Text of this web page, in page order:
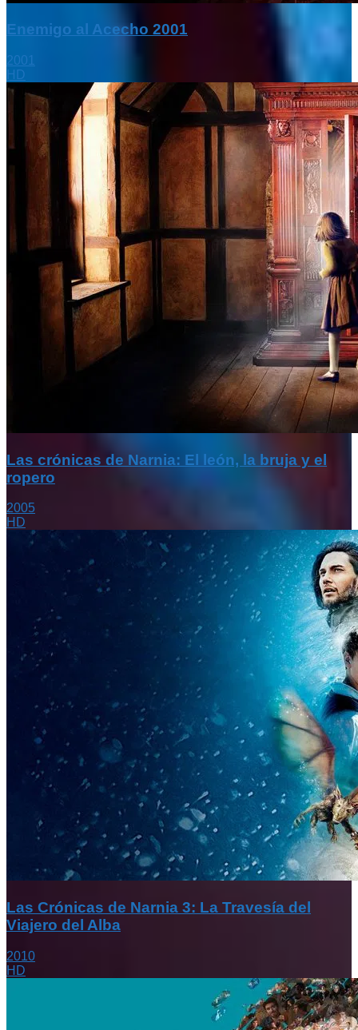
Enemigo al Acecho 2001
2001
HD
Las crónicas de Narnia: El león, la bruja y el
ropero
2005
HD
Las Crónicas de Narnia 3: La Travesía del
Viajero del Alba
2010
HD